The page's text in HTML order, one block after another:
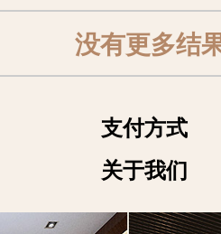
没有更多结
支付方式
关于我们